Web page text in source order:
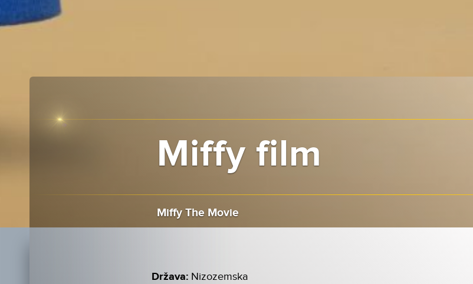
Miffy film
Miffy The Movie
Država: Nizozemska